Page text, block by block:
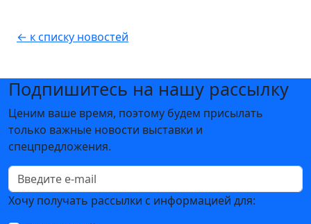
← к списку новостей
Подпишитесь на нашу рассылку
Ценим ваше время, поэтому будем присылать
только важные новости выставки и
спецпредложения.
Хочу получать рассылки с информацией для: